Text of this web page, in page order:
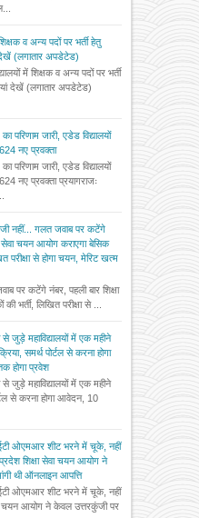
व अन्य पदों पर भर्ती हेतु
देखें (लगातार अपडेटेड)
में शिक्षक व अन्य पदों पर भर्ती
देखें (लगातार अपडेटेड)
परिणाम जारी, एडेड विद्यालयों
नए प्रवक्ता
परिणाम जारी, एडेड विद्यालयों
नए प्रवक्ता प्रयागराजः
नहीं... गलत जवाब पर कटेंगे
सेवा चयन आयोग कराएगा बेसिक
परीक्षा से होगा चयन, मेरिट खत्म
पर कटेंगे नंबर, पहली बार शिक्षा
भर्ती, लिखित परीक्षा से ...
से जुड़े महाविद्यालयों में एक महीने
समर्थ पोर्टल से करना होगा
होगा प्रवेश
से जुड़े महाविद्यालयों में एक महीने
से करना होगा आवेदन, 10
ओएमआर शीट भरने में चूके, नहीं
शिक्षा सेवा चयन आयोग ने
थी ऑनलाइन आपत्ति
ओएमआर शीट भरने में चूके, नहीं
चयन आयोग ने केवल उत्तरकुंजी पर